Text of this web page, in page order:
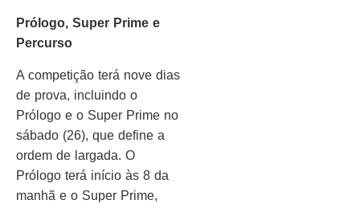
Prólogo, Super Prime e
Percurso
A competição terá nove dias
de prova, incluindo o
Prólogo e o Super Prime no
sábado (26), que define a
ordem de largada. O
Prólogo terá início às 8 da
manhã e o Super Prime,